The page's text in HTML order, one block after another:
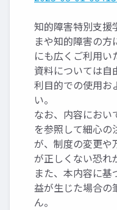
知的障害特別支援
まや知的障害の
にも広くご利用い
資料については自
利目的での使用お
い。
なお、内容におい
を参照して細心の
が、制度の変更や
が正しくない恐れ
また、本内容に
益が生じた場合の
ん。